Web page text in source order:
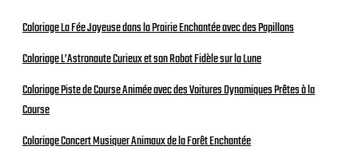
Coloriage La Fée Joyeuse dans la Prairie Enchantée avec des Papillons
Coloriage L’Astronaute Curieux et son Robot Fidèle sur la Lune
Coloriage Piste de Course Animée avec des Voitures Dynamiques Prêtes à la
Course
Coloriage Concert Musiquer Animaux de la Forêt Enchantée